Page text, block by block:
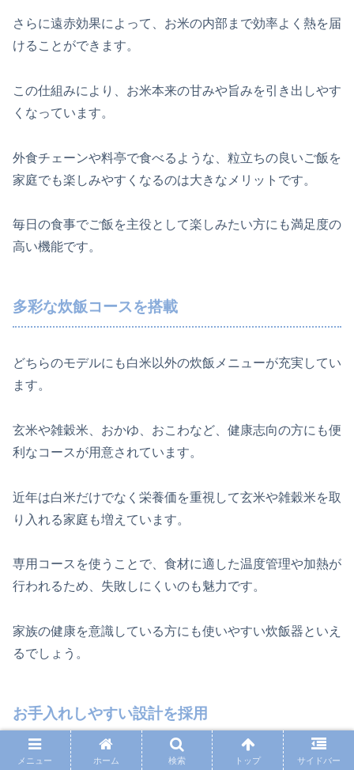
さらに遠赤効果によって、お米の内部まで効率よく熱を届
けることができます。
この仕組みにより、お米本来の甘みや旨みを引き出しやす
くなっています。
外食チェーンや料亭で食べるような、粒立ちの良いご飯を
家庭でも楽しみやすくなるのは大きなメリットです。
毎日の食事でご飯を主役として楽しみたい方にも満足度の
高い機能です。
多彩な炊飯コースを搭載
どちらのモデルにも白米以外の炊飯メニューが充実してい
ます。
玄米や雑穀米、おかゆ、おこわなど、健康志向の方にも便
利なコースが用意されています。
近年は白米だけでなく栄養価を重視して玄米や雑穀米を取
り入れる家庭も増えています。
専用コースを使うことで、食材に適した温度管理や加熱が
行われるため、失敗しにくいのも魅力です。
家族の健康を意識している方にも使いやすい炊飯器といえ
るでしょう。
お手入れしやすい設計を採用
メニュー ホーム 検索 トップ サイドバー